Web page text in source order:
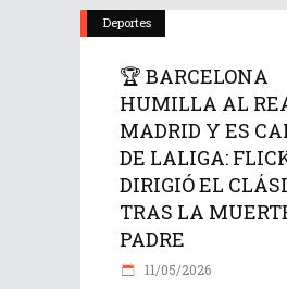
Deportes
🏆 BARCELONA
HUMILLA AL
MADRID Y ES
DE LALIGA:
DIRIGIÓ EL
TRAS LA
PADRE
11/05/2026